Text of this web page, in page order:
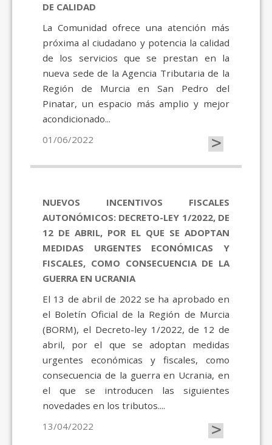
DE CALIDAD
La Comunidad ofrece una atención más
próxima al ciudadano y potencia la calidad
de los servicios que se prestan en la
nueva sede de la Agencia Tributaria de la
Región de Murcia en San Pedro del
Pinatar, un espacio más amplio y mejor
acondicionado...
01/06/2022
>
NUEVOS INCENTIVOS FISCALES
AUTONÓMICOS: DECRETO-LEY 1/2022, DE
12 DE ABRIL, POR EL QUE SE ADOPTAN
MEDIDAS URGENTES ECONÓMICAS Y
FISCALES, COMO CONSECUENCIA DE LA
GUERRA EN UCRANIA
El 13 de abril de 2022 se ha aprobado en
el Boletín Oficial de la Región de Murcia
(BORM), el Decreto-ley 1/2022, de 12 de
abril, por el que se adoptan medidas
urgentes económicas y fiscales, como
consecuencia de la guerra en Ucrania, en
el que se introducen las siguientes
novedades en los tributos....
13/04/2022
>